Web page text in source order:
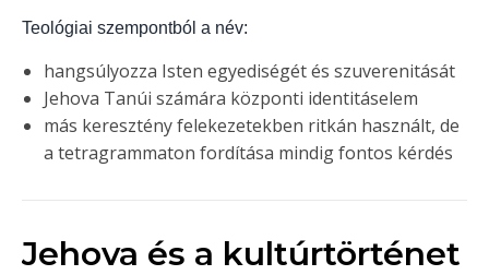
Teológiai szempontból a név:
hangsúlyozza Isten egyediségét és szuverenitását
Jehova Tanúi számára központi identitáselem
más keresztény felekezetekben ritkán használt, de
a tetragrammaton fordítása mindig fontos kérdés
Jehova és a kultúrtörténet